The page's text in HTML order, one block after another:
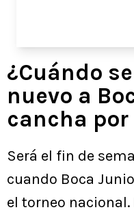
¿Cuándo
nuevo a
cancha
Será el fin de
cuando Boca
el torneo